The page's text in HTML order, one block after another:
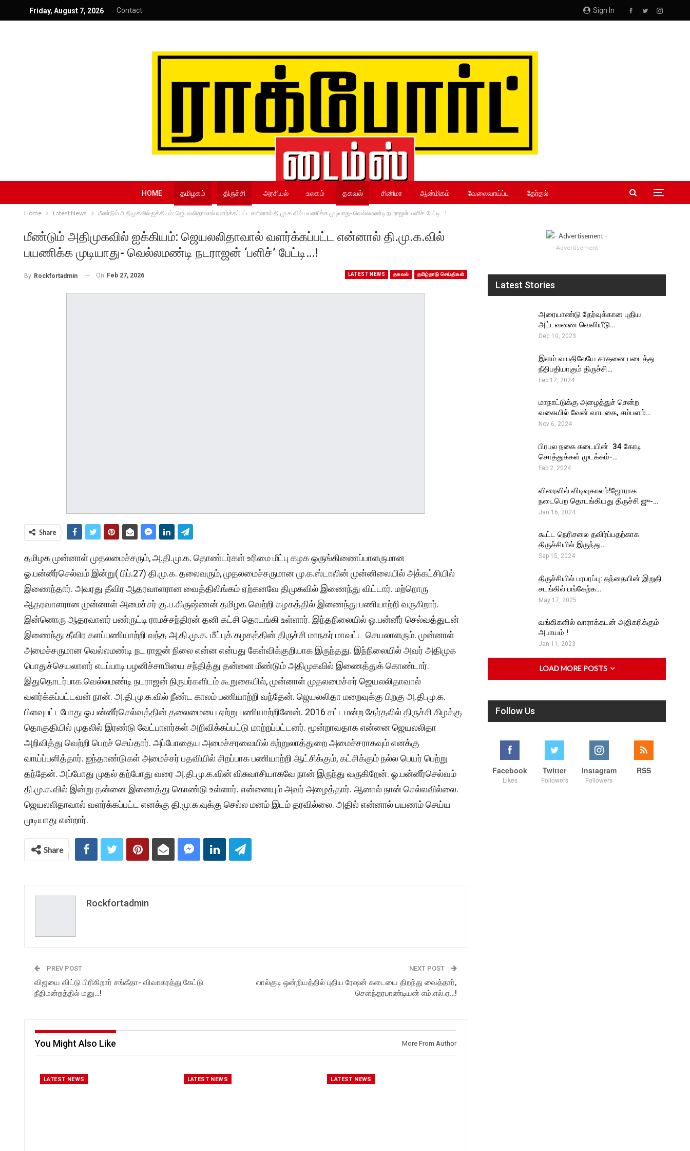
Sign In
Friday, August 7, 2026 Contact
HOME தமிழகம் திருச்சி அரசியல் உலகம் தகவல் சினிமா ஆன்மிகம் வேலைவாய்ப்பு தேர்தல்
Home Latest News மீண்டும் அதிமுகவில் ஐக்கியம்: ஜெயலலிதாவால் வளர்க்கப்பட்ட என்னால் தி.மு.க.வில் பயணிக்க முடியாது- வெல்லமண்டி நடராஜன் ‘பளிச்’ பேட்டி…!
மீண்டும் அதிமுகவில் ஐக்கியம்: ஜெயலலிதாவால் வளர்க்கப்பட்ட என்னால் தி.மு.க.வில்
பயணிக்க முடியாது- வெல்லமண்டி நடராஜன் ‘பளிச்’ பேட்டி…!
LATEST NEWS தகவல் தமிழ்நாடு செய்திகள்
By Rockfortadmin On Feb 27, 2026
Share
தமிழக முன்னாள் முதலமைச்சரும், அ.தி.மு.க. தொண்டர்கள் உரிமை மீட்பு கழக ஒருங்கிணைப்பாளருமான
ஓ.பன்னீர்செல்வம் இன்று( பிப்.27) தி.மு.க. தலைவரும், முதலமைச்சருமான மு.க.ஸ்டாலின் முன்னிலையில் அக்கட்சியில்
இணைந்தார். அவரது தீவிர ஆதரவாளரான வைத்திலிங்கம் ஏற்கனவே திமுகவில் இணைந்து விட்டார். மற்றொரு
ஆதரவாளரான முன்னாள் அமைச்சர் கு.ப.கிருஷ்ணன் தமிழக வெற்றி கழகத்தில் இணைந்து பணியாற்றி வருகிறார்.
இன்னொரு ஆதரவாளர் பண்ருட்டி ராமச்சந்திரன் தனி கட்சி தொடங்கி உள்ளார். இந்தநிலையில் ஓ.பன்னீர் செல்வத்துடன்
இணைந்து தீவிர களப்பணியாற்றி வந்த அ.தி.மு.க. மீட்புக் கழகத்தின் திருச்சி மாநகர் மாவட்ட செயலாளரும். முன்னாள்
அமைச்சருமான வெல்லமண்டி நட ராஜன் நிலை என்ன என்பது கேள்விக்குறியாக இருந்தது. இந்நிலையில் அவர் அதிமுக
பொதுச்செயலாளர் எடப்பாடி பழனிச்சாமியை சந்தித்து தன்னை மீண்டும் அதிமுகவில் இணைத்துக் கொண்டார்.
இதுதொடர்பாக வெல்லமண்டி நடராஜன் நிருபர்களிடம் கூறுகையில், முன்னாள் முதலமைச்சர் ஜெயலலிதாவால்
வளர்க்கப்பட்டவன் நான். அ.தி.மு.க.வில் நீண்ட காலம் பணியாற்றி வந்தேன். ஜெயலலிதா மறைவுக்கு பிறகு அ.தி.மு.க.
பிளவுபட்டபோது ஓ.பன்னீர்செல்வத்தின் தலைமையை ஏற்று பணியாற்றினேன். 2016 சட்டமன்ற தேர்தலில் திருச்சி கிழக்கு
தொகுதியில் முதலில் இரண்டு வேட்பாளர்கள் அறிவிக்கப்பட்டு மாற்றப்பட்டனர். மூன்றாவதாக என்னை ஜெயலலிதா
அறிவித்து வெற்றி பெறச் செய்தார். அப்போதைய அமைச்சரவையில் சுற்றுலாத்துறை அமைச்சராகவும் எனக்கு
வாய்ப்பளித்தார். ஐந்தாண்டுகள் அமைச்சர் பதவியில் சிறப்பாக பணியாற்றி ஆட்சிக்கும், கட்சிக்கும் நல்ல பெயர் பெற்று
தந்தேன். அப்போது முதல் தற்போது வரை அ.தி.மு.க.வின் விசுவாசியாகவே நான் இருந்து வருகிறேன். ஓ.பன்னீர்செல்வம்
தி.மு.க.வில் இன்று தன்னை இணைத்து கொண்டு உள்ளார். என்னையும் அவர் அழைத்தார். ஆனால் நான் செல்லவில்லை.
ஜெயலலிதாவால் வளர்க்கப்பட்ட எனக்கு தி.மு.க.வுக்கு செல்ல மனம் இடம் தரவில்லை. அதில் என்னால் பயணம் செய்ய
முடியாது என்றார்.
Share
Rockfortadmin
PREV POST
விஜயை விட்டு பிரிகிறார் சங்கீதா- விவாகரத்து கேட்டு
நீதிமன்றத்தில் மனு…!
NEXT POST
லால்குடி ஒன்றியத்தில் புதிய ரேஷன் கடையை திறந்து வைத்தார்,
சௌந்தரபாண்டியன் எம்.எல்.ஏ…!
You Might Also Like More From Author
LATEST NEWS LATEST NEWS LATEST NEWS
- Advertisement -
Latest Stories
அரையாண்டு தேர்வுக்கான புதிய
அட்டவணை வெளியீடு…
Dec 10, 2023
இளம் வயதிலேயே சாதனை படைத்து
நீதிபதியாகும் திருச்சி…
Feb 17, 2024
மாநாட்டுக்கு அழைத்துச் சென்ற
வகையில் வேன் வாடகை, சம்பளம்…
Nov 6, 2024
பிரபல நகை கடையின் ₹ 34 கோடி
சொத்துக்கள் முடக்கம்-…
Feb 2, 2024
விரைவில் விடிவுகாலம்!ஜோராக
நடைபெற தொடங்கியது திருச்சி ஜு-…
Jan 16, 2024
கூட்ட நெரிசலை தவிர்ப்பதற்காக
திருச்சியில் இருந்து…
Sep 15, 2024
திருச்சியில் பரபரப்பு: தந்தையின் இறுதி
சடங்கில் பங்கேற்க…
May 17, 2025
வங்கிகளில் வாராக்கடன் அதிகரிக்கும்
அபாயம் !
Jan 11, 2023
LOAD MORE POSTS
Follow Us
Facebook
Likes
Twitter
Followers
Instagram
Followers
RSS